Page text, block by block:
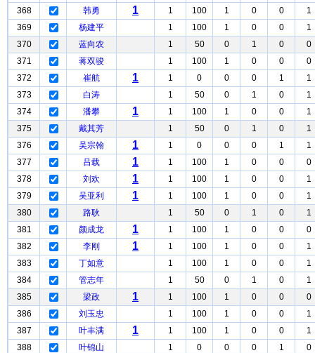
368
韩勇 1 1 100 1 0 0
1
369
杨建平 1 100 1 0 0
1
370
蓝向农 1 50 0 1 0
0
371
蒋双骏 1 100 1 0 0
0
372
崔航 1 1 0 0 0 1
1
373
白涛 1 50 0 1 0
1
374
潘攀 1 1 100 1 0 0
1
375
戴其芳 1 50 0 1 0
1
376
吴宗翰 1 1 0 0 0 1
1
377
吕载 1 1 100 1 0 0
0
378
刘欢 1 1 100 1 0 0
1
379
吴亚利 1 1 100 1 0 0
1
380
路耿 1 50 0 1 0
1
381
颜成龙 1 1 100 1 0 0
0
382
李刚 1 1 100 1 0 0
1
383
丁如意 1 100 1 0 0
1
384
管志年 1 50 0 1 0
1
385
梁政 1 1 100 1 0 0
0
386
刘玉忠 1 100 1 0 0
1
387
叶丰满 1 1 100 1 0 0
1
388
叶锦山 1 0 0 0 1
0